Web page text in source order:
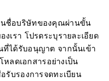
ชื่อบริษัทของคุณผ่านขั้น
เรา โปรดระบุรายละเอียด
ได้รับอนุญาต จากนั้นเข้า
ลดเอกสารอย่างเป็น
รับรองการจดทะเบียน